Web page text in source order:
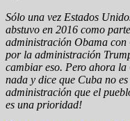
Sólo una vez Estados
abstuvo en 2016 como
administración Obama con
por la administración
cambiar eso. Pero ahora
nada y dice que Cuba no
administración que el
es una prioridad!